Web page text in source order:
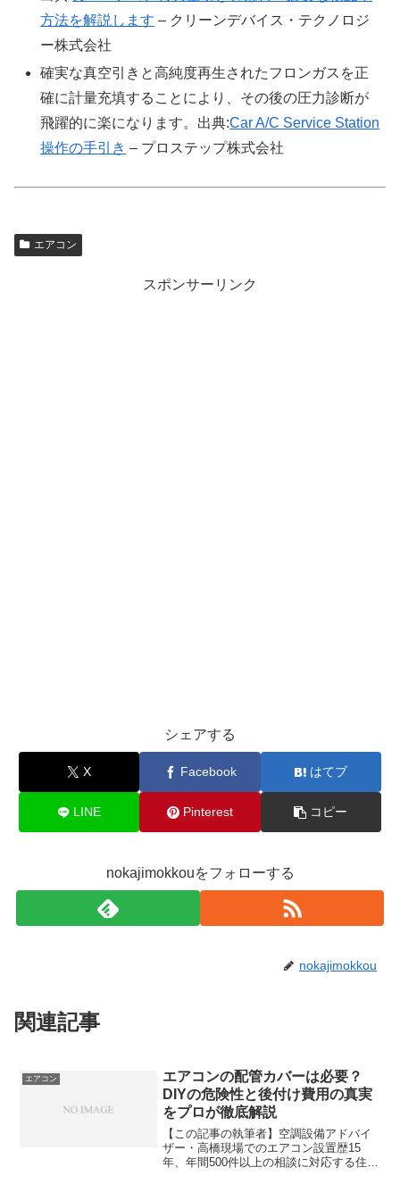
方法を解説します – クリーンデバイス・テクノロジ
ー株式会社
確実な真空引きと高純度再生されたフロンガスを正
確に計量充填することにより、その後の圧力診断が
飛躍的に楽になります。出典:Car A/C Service Station
操作の手引き – プロステップ株式会社
エアコン
スポンサーリンク
シェアする
X Facebook はてブ
LINE Pinterest コピー
nokajimokkouをフォローする
nokajimokkou
関連記事
エアコン
エアコンの配管カバーは必要？
DIYの危険性と後付け費用の真実
をプロが徹底解説
【この記事の執筆者】空調設備アドバイ
ザー・高橋現場でのエアコン設置歴15
年、年間500件以上の相談に対応する住宅